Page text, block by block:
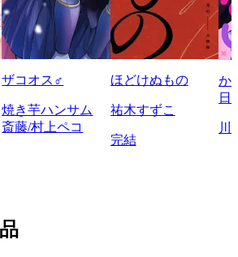
ザコオス♂
焼き芋ハンサム
斎藤/村上ペコ
ほどけぬもの
祐木すずこ
完結
か
日
川